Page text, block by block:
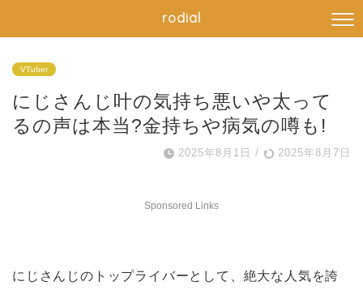
rodial
VTuber
にじさんじ叶の気持ち悪いや太って
るの声は本当?金持ちや病気の噂も!
2025年8月1日 / 2025年8月7日
Sponsored Links
にじさんじのトップライバーとして、絶大な人気を誇